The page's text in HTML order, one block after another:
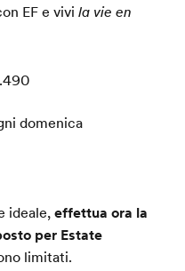
EF e vivi la vie en
domenica
ideale,effettua ora la
per Estate
limitati.